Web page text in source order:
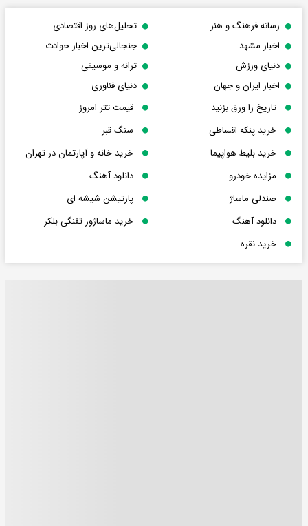
رسانه فرهنگ و هنر
تحلیل‌های روز اقتصادی
اخبار مشهد
جنجالی‌ترین اخبار حوادث
دنیای ورزش
ترانه و موسیقی
اخبار ایران و جهان
دنیای فناوری
تاریخ را ورق بزنید
قیمت تتر امروز
خرید پنکه اقساطی
سنگ قبر
خرید بلیط هواپیما
خرید خانه و آپارتمان در تهران
مزایده خودرو
دانلود آهنگ
صندلی ماساژ
پارتیشن شیشه ای
دانلود آهنگ
خرید ماساژور تفنگی بلکر
خرید نقره